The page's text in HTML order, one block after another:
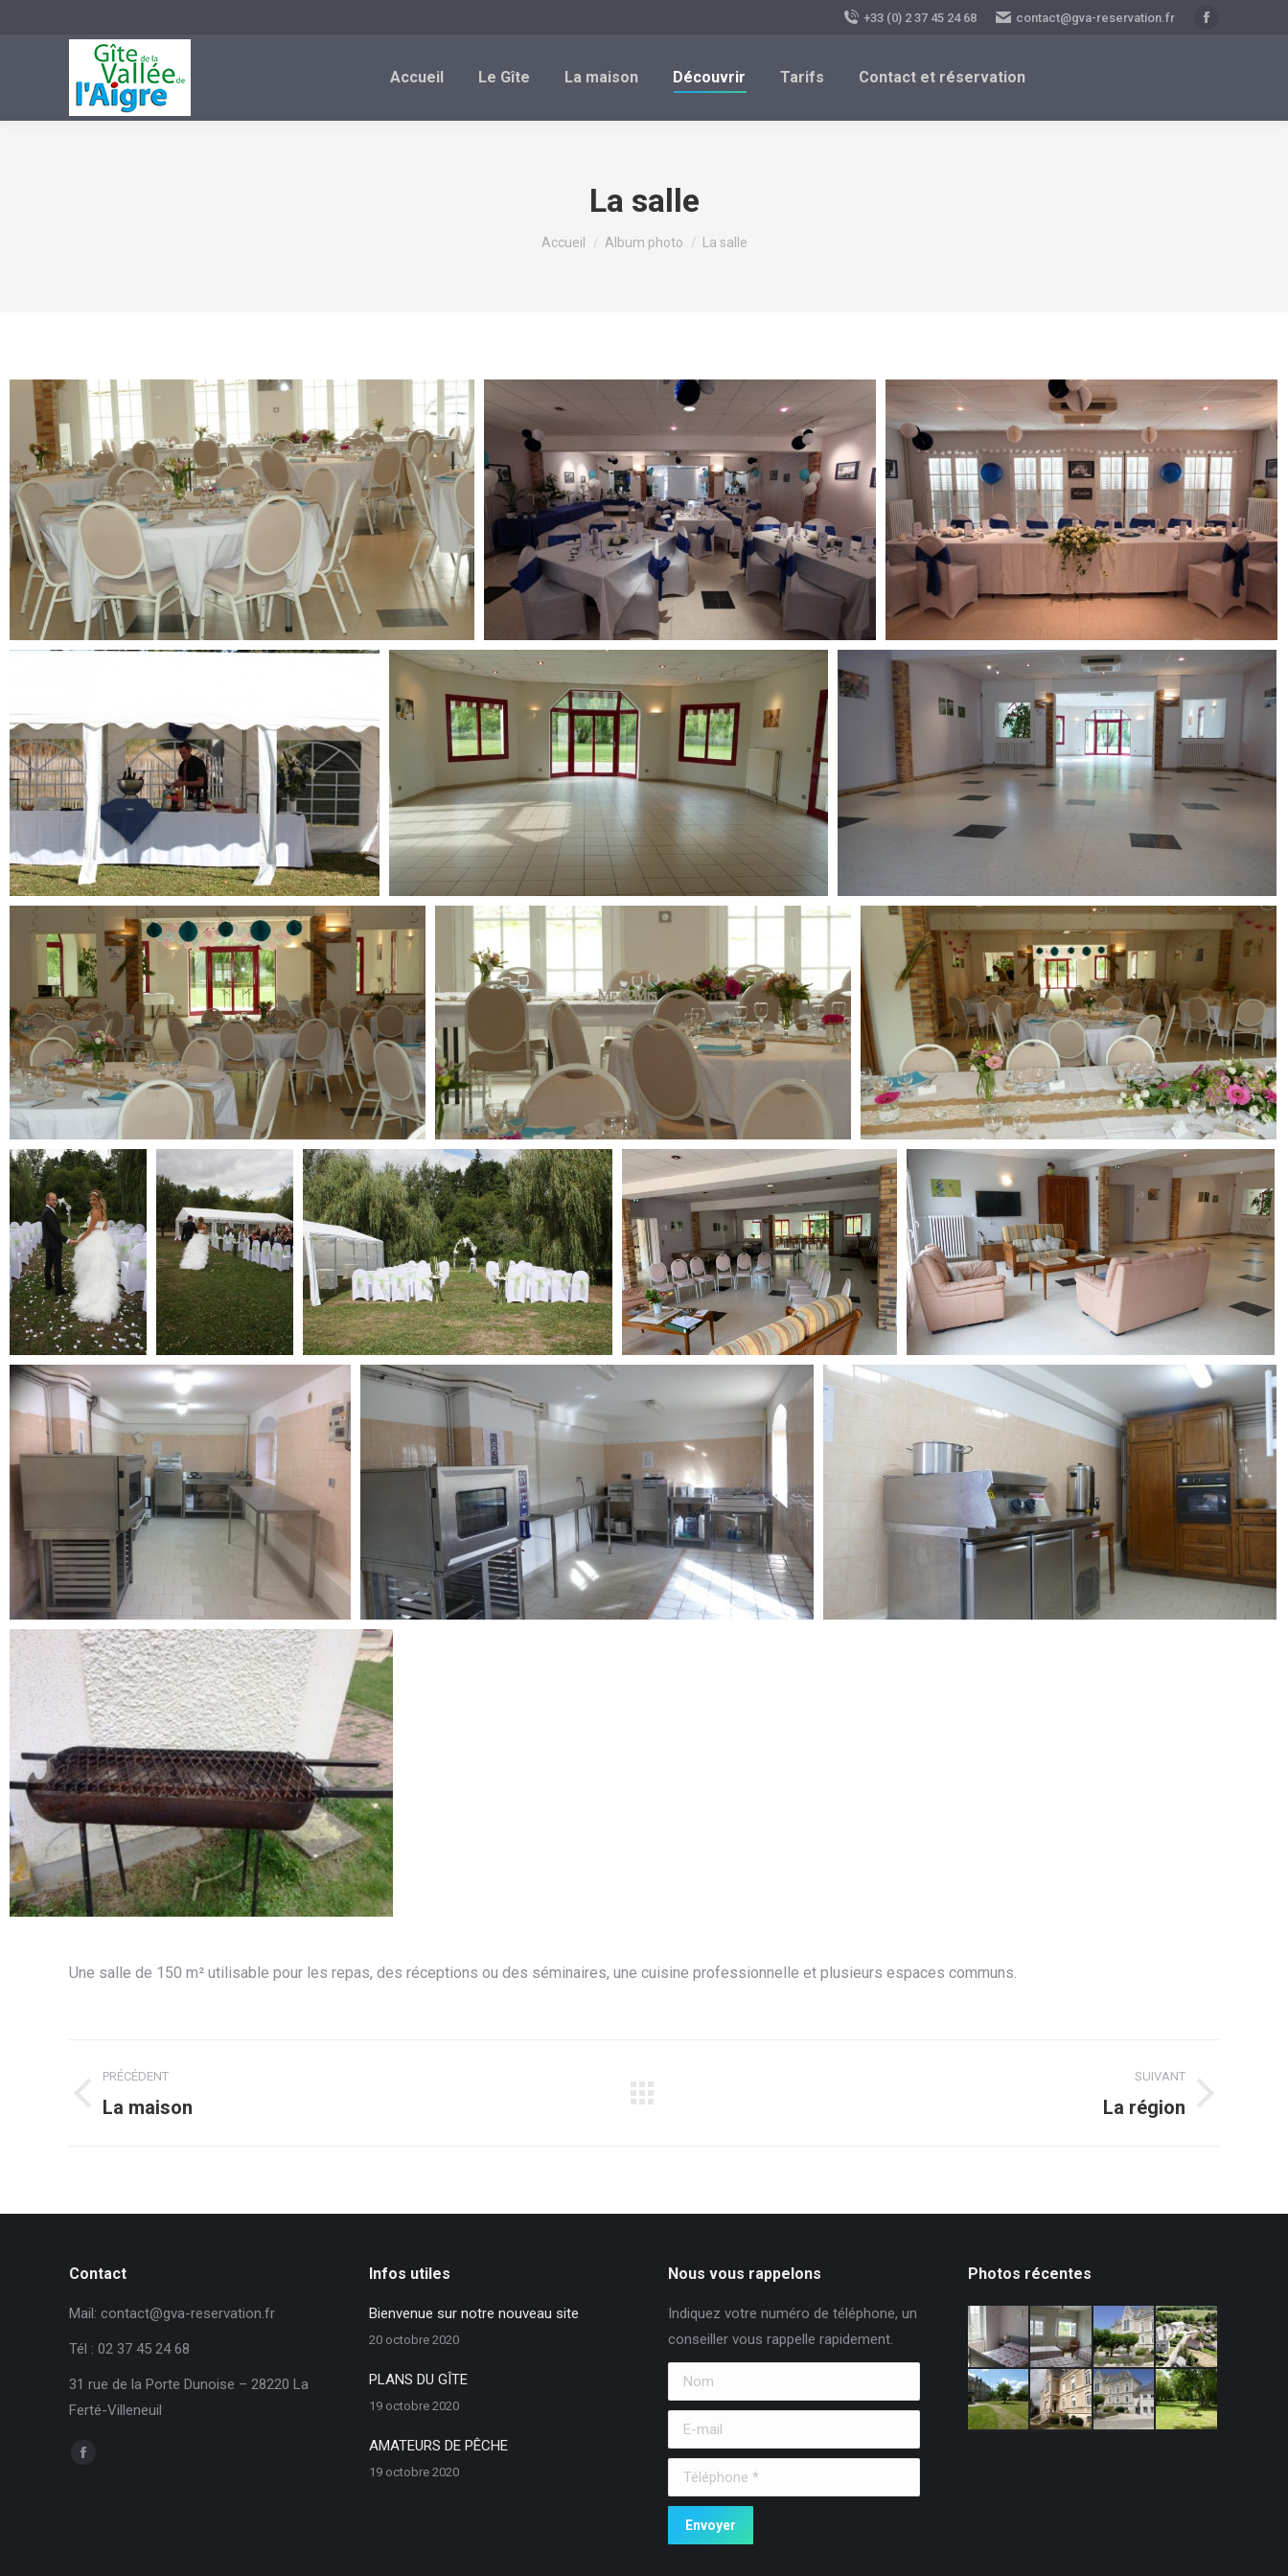
+33 (0) 2 37 45 24 68 contact@gva-reservation.fr
Facebook
Accueil Le Gîte La maison Découvrir Tarifs Contact et réservation
La salle
Vous êtes ici :
Accueil Album photo La salle
Une salle de 150 m² utilisable pour les repas, des réceptions ou des séminaires, une cuisine professionnelle et plusieurs espaces communs.
Navigation
album
PRÉCÉDENT
Album
La maison
SUIVANT
La région
Contact
Mail: contact@gva-reservation.fr
Tél : 02 37 45 24 68
31 rue de la Porte Dunoise – 28220 La
Ferté-Villeneuil
Trouvez nous sur :
Infos utiles
Bienvenue sur notre nouveau site
20 octobre 2020
PLANS DU GÎTE
19 octobre 2020
AMATEURS DE PÊCHE
19 octobre 2020
Nous vous rappelons
Indiquez votre numéro de téléphone, un
conseiller vous rappelle rapidement.
Nom
E-mail
Téléphone *
Envoyer
Photos récentes